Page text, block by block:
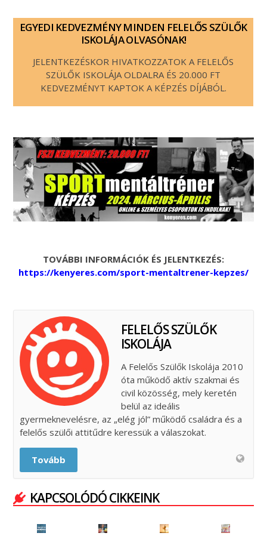
EGYEDI KEDVEZMÉNY MINDEN FELELŐS SZÜLŐK
ISKOLÁJA OLVASÓNAK!
JELENTKEZÉSKOR HIVATKOZZATOK A FELELŐS
SZÜLŐK ISKOLÁJA OLDALRA ÉS 20.000 FT
KEDVEZMÉNYT KAPTOK A KÉPZÉS DÍJÁBÓL.
TOVÁBBI INFORMÁCIÓK ÉS JELENTKEZÉS:
https://kenyeres.com/sport-mentaltrener-kepzes/
FELELŐS SZÜLŐK
ISKOLÁJA
A Felelős Szülők Iskolája 2010
óta működő aktív szakmai és
civil közösség, mely keretén
belül az ideális
gyermeknevelésre, az „elég jól” működő családra és a
felelős szülői attitűdre keressük a válaszokat.
Tovább
KAPCSOLÓDÓ CIKKEINK